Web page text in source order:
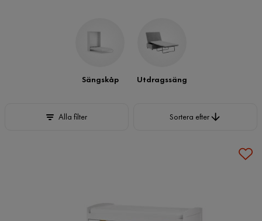
Sängskåp Utdragssäng
Alla filter Sortera efter